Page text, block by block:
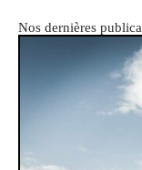
Nos dernières